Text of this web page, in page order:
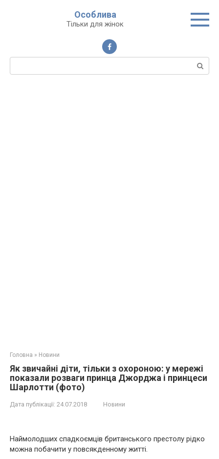
Особлива
Тільки для жінок
Пошук:
Головна » Новини
Як звичайні діти, тільки з охороною: у мережі
показали розваги принца Джорджа і принцеси
Шарлотти (фото)
Дата публікації: 24.07.2018 Новини
Наймолодших спадкоємців британського престолу рідко
можна побачити у повсякденному житті.